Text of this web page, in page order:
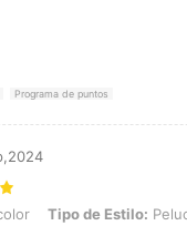
Programa de puntos
Tipo de Estilo: Peluca de
Tipo de Estilo: